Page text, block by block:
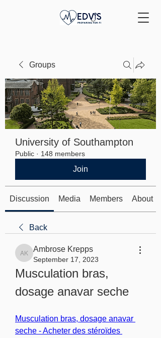
Groups
University of Southampton
Public · 148 members
Join
Discussion Media Members About
Back
Ambrose Krepps
Ambrose Krepps
September 17, 2023
Musculation bras,
dosage anavar seche
Musculation bras, dosage anavar
seche - Acheter des stéroïdes